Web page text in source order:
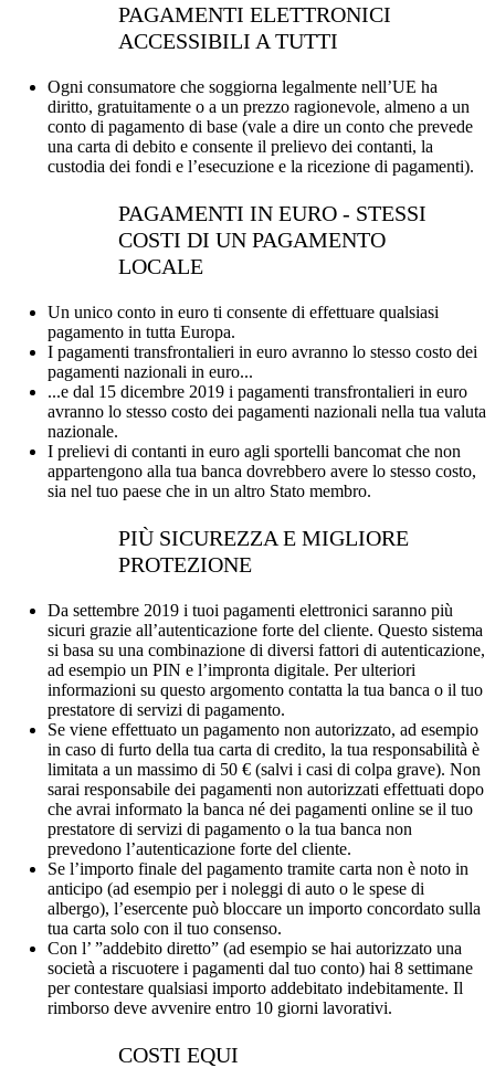
PAGAMENTI ELETTRONICI
ACCESSIBILI A TUTTI
Ogni consumatore che soggiorna legalmente nell’UE ha
diritto, gratuitamente o a un prezzo ragionevole, almeno a un
conto di pagamento di base (vale a dire un conto che prevede
una carta di debito e consente il prelievo dei contanti, la
custodia dei fondi e l’esecuzione e la ricezione di pagamenti).
PAGAMENTI IN EURO - STESSI
COSTI DI UN PAGAMENTO
LOCALE
Un unico conto in euro ti consente di effettuare qualsiasi
pagamento in tutta Europa.
I pagamenti transfrontalieri in euro avranno lo stesso costo dei
pagamenti nazionali in euro...
...e dal 15 dicembre 2019 i pagamenti transfrontalieri in euro
avranno lo stesso costo dei pagamenti nazionali nella tua valuta
nazionale.
I prelievi di contanti in euro agli sportelli bancomat che non
appartengono alla tua banca dovrebbero avere lo stesso costo,
sia nel tuo paese che in un altro Stato membro.
PIÙ SICUREZZA E MIGLIORE
PROTEZIONE
Da settembre 2019 i tuoi pagamenti elettronici saranno più
sicuri grazie all’autenticazione forte del cliente. Questo sistema
si basa su una combinazione di diversi fattori di autenticazione,
ad esempio un PIN e l’impronta digitale. Per ulteriori
informazioni su questo argomento contatta la tua banca o il tuo
prestatore di servizi di pagamento.
Se viene effettuato un pagamento non autorizzato, ad esempio
in caso di furto della tua carta di credito, la tua responsabilità è
limitata a un massimo di 50 € (salvi i casi di colpa grave). Non
sarai responsabile dei pagamenti non autorizzati effettuati dopo
che avrai informato la banca né dei pagamenti online se il tuo
prestatore di servizi di pagamento o la tua banca non
prevedono l’autenticazione forte del cliente.
Se l’importo finale del pagamento tramite carta non è noto in
anticipo (ad esempio per i noleggi di auto o le spese di
albergo), l’esercente può bloccare un importo concordato sulla
tua carta solo con il tuo consenso.
Con l’ ”addebito diretto” (ad esempio se hai autorizzato una
società a riscuotere i pagamenti dal tuo conto) hai 8 settimane
per contestare qualsiasi importo addebitato indebitamente. Il
rimborso deve avvenire entro 10 giorni lavorativi.
COSTI EQUI